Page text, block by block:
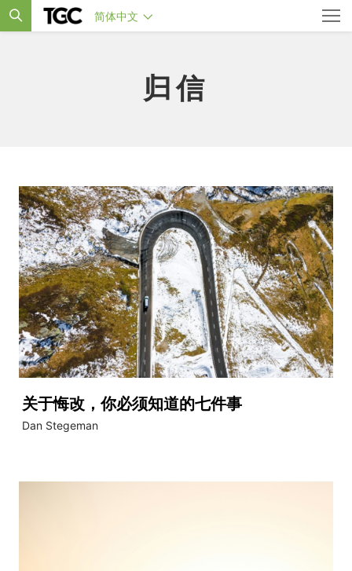
简体中文
归信
关于悔改，你必须知道的七件事
Dan Stegeman